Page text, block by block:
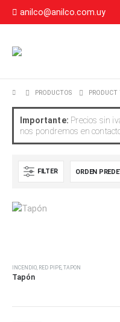
anilco@anilco.com.uy
PRODUCTOS
Importante: Precios sin
nos pondremos en
FILTER
INCENDIO, RED PIPE, TAPON
Tapón